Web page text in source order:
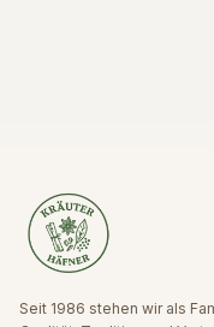
Seit 1986 stehen wir als